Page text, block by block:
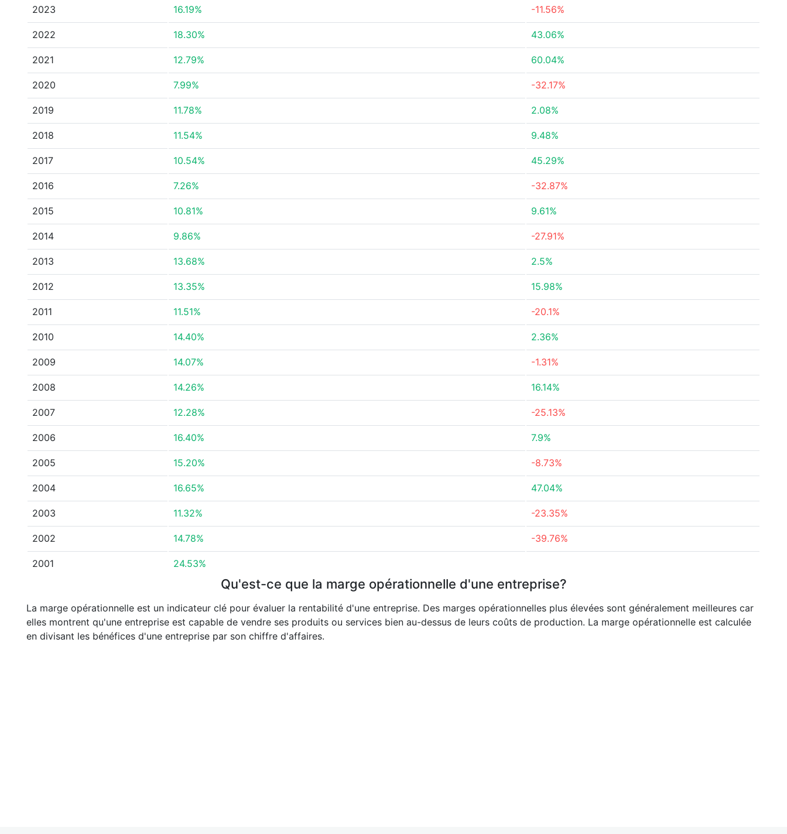
2023 16.19% -11.56%
2022 18.30% 43.06%
2021 12.79% 60.04%
2020 7.99% -32.17%
2019 11.78% 2.08%
2018 11.54% 9.48%
2017 10.54% 45.29%
2016 7.26% -32.87%
2015 10.81% 9.61%
2014 9.86% -27.91%
2013 13.68% 2.5%
2012 13.35% 15.98%
2011 11.51% -20.1%
2010 14.40% 2.36%
2009 14.07% -1.31%
2008 14.26% 16.14%
2007 12.28% -25.13%
2006 16.40% 7.9%
2005 15.20% -8.73%
2004 16.65% 47.04%
2003 11.32% -23.35%
2002 14.78% -39.76%
2001 24.53%
Qu'est-ce que la marge opérationnelle d'une entreprise?
La marge opérationnelle est un indicateur clé pour évaluer la rentabilité d'une entreprise. Des marges opérationnelles plus élevées sont généralement meilleures car
elles montrent qu'une entreprise est capable de vendre ses produits ou services bien au-dessus de leurs coûts de production. La marge opérationnelle est calculée
en divisant les bénéfices d'une entreprise par son chiffre d'affaires.